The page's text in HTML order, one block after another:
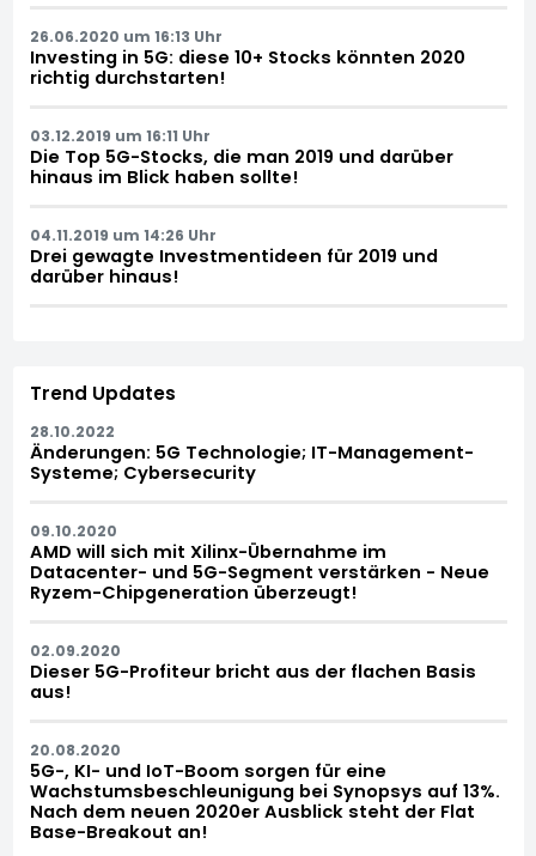
26.06.2020 um 16:13 Uhr
Investing in 5G: diese 10+ Stocks könnten 2020
richtig durchstarten!
03.12.2019 um 16:11 Uhr
Die Top 5G-Stocks, die man 2019 und darüber
hinaus im Blick haben sollte!
04.11.2019 um 14:26 Uhr
Drei gewagte Investmentideen für 2019 und
darüber hinaus!
Trend Updates
28.10.2022
Änderungen: 5G Technologie; IT-Management-
Systeme; Cybersecurity
09.10.2020
AMD will sich mit Xilinx-Übernahme im
Datacenter- und 5G-Segment verstärken - Neue
Ryzem-Chipgeneration überzeugt!
02.09.2020
Dieser 5G-Profiteur bricht aus der flachen Basis
aus!
20.08.2020
5G-, KI- und IoT-Boom sorgen für eine
Wachstumsbeschleunigung bei Synopsys auf 13%.
Nach dem neuen 2020er Ausblick steht der Flat
Base-Breakout an!